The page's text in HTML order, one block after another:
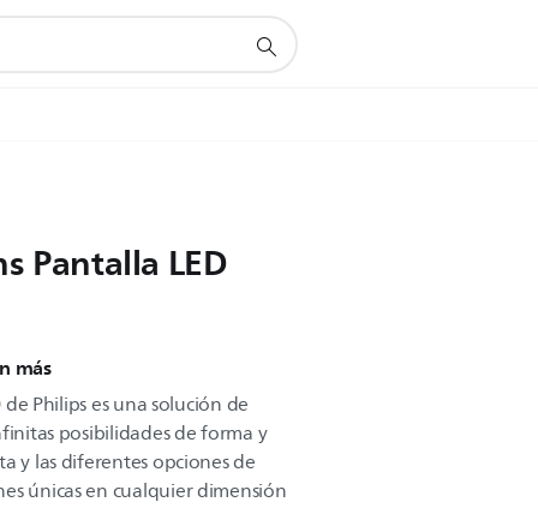
Pantalla LED
más
Philips es una solución de
posibilidades de forma y
y las diferentes opciones de
únicas en cualquier dimensión